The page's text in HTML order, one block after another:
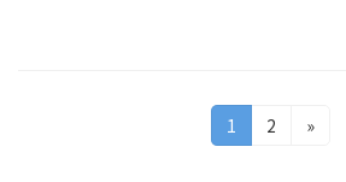
固
定
1
固
2 »